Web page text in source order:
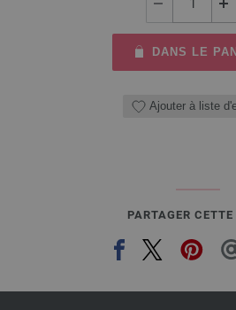
DANS LE
Ajouter à liste
PARTAGER CETTE